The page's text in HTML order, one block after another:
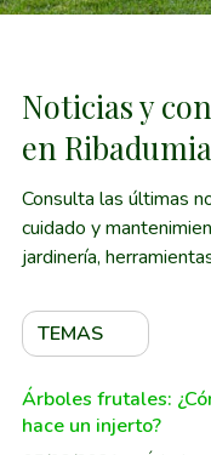
Noticias y
en
Consulta las últimas
cuidado y
jardinería,
TEMAS
Árboles frutales:
hace un injerto?